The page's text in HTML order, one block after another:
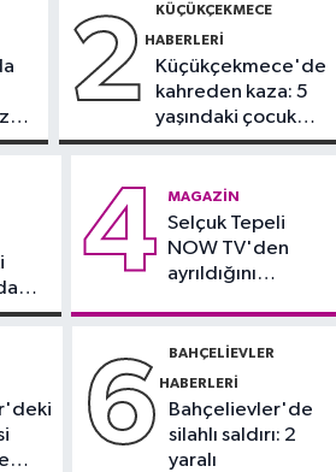
yeni forma sponsoru
İstanbul Haberleri
özendirdi,
açıklandı
teknolojiyle uzuv kayıpları önleniyor'
2 KÜÇÜKÇEKMECE
HABERLERI
Küçükçekmece'de
kahreden kaza: 5
yaşındaki çocuk
yoğun bakımda
4 MAGAZIN
Selçuk Tepeli
NOW TV'den
ayrıldığını
6 BAHÇELIEVLER
HABERLERI
Bahçelievler'de
silahlı saldırı: 2
yaralı